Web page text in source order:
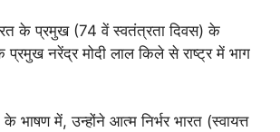
के प्रमुख (74 वें स्वतंत्रता दिवस) के
नरेंद्र मोदी लाल किले से राष्ट्र में भाग
में, उन्होंने आत्म निर्भर भारत (स्वायत्त